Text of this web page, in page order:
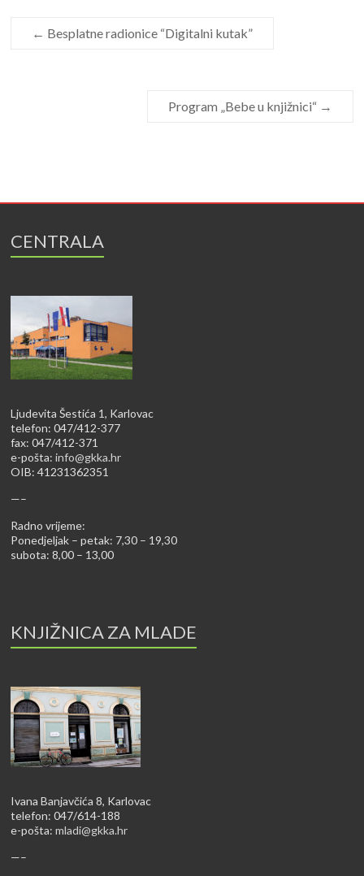
← Besplatne radionice “Digitalni kutak”
Program „Bebe u knjižnici“ →
CENTRALA
Ljudevita Šestića 1, Karlovac
telefon: 047/412-377
fax: 047/412-371
e-pošta:info@gkka.hr
OIB: 41231362351
—–
Radno vrijeme:
Ponedjeljak – petak: 7,30 – 19,30
subota: 8,00 – 13,00
KNJIŽNICA ZA MLADE
Ivana Banjavčića 8, Karlovac
telefon: 047/614-188
e-pošta:mladi@gkka.hr
—–